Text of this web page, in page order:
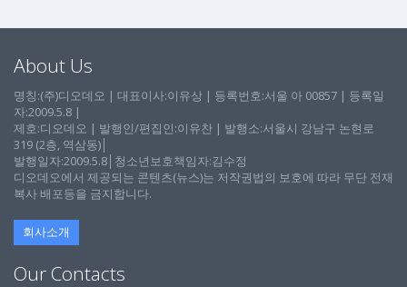
About Us
명칭:(주)디오데오 | 대표이사:이유상 | 등록번호:서울 아 00857 | 등록일
자:2009.5.8 |
제호:디오데오 | 발행인/편집인:이유찬 | 발행소:서울시 강남구 논현로
319 (2층, 역삼동)│
발행일자:2009.5.8│청소년보호책임자:김수정
디오데오에서 제공되는 콘텐츠(뉴스)는 저작권법의 보호에 따라 무단 전재
복사 배포등을 금지합니다.
회사소개
Our Contacts